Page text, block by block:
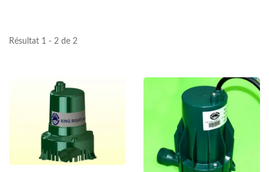
Résultat 1 - 2 de 2